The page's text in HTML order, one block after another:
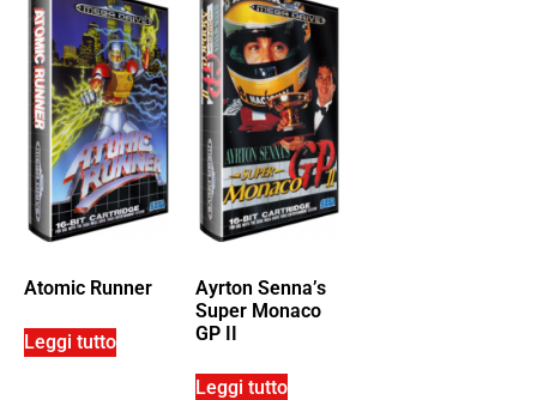
Atomic Runner
Leggi tutto
Ayrton Senna’s
Super Monaco
GP II
Leggi tutto